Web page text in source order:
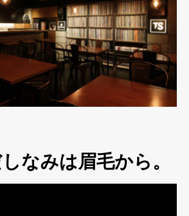
なみは眉毛から。